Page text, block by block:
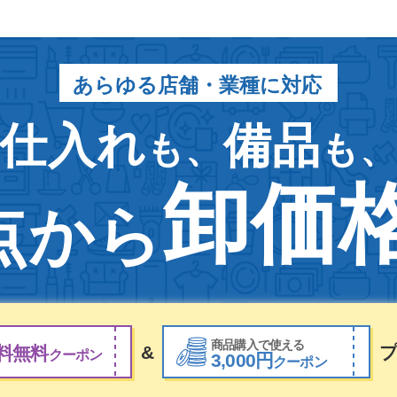
あらゆる店舗・業種に対応
仕入れも、備品も、
から卸価
無料クーポン & 商品購入で使える
3,000円 クーポン